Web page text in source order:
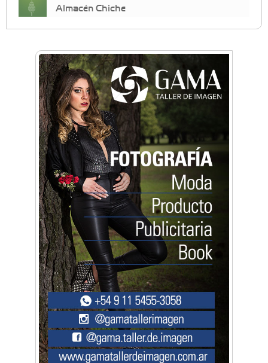
Almacén Chiche
crecimiento personal
Arq. Horacio Alejandro Sánchez
Artística ApasionArte
Artística Catalina
Artística Veral
BAIC Ramos Mejía
Brisé Estudio de Danzas
Buenos Aires Equipar